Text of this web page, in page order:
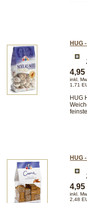
HUG
4,95
inkl.
1,71
HUG
HUG
4,95
inkl.
2,48